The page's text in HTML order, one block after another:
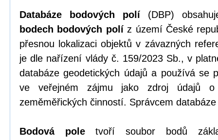
Databáze bodových polí (DBP)
bodech bodových políz území České
přesnou lokalizaci objektů v závazných
je dle nařízení vlády č. 159/2023 Sb., v
databáze geodetických údajů a používá se
ve veřejném zájmu jako zdroj údajů o
zeměměřických činností. Správcem
Bodová poletvoří soubor bodů